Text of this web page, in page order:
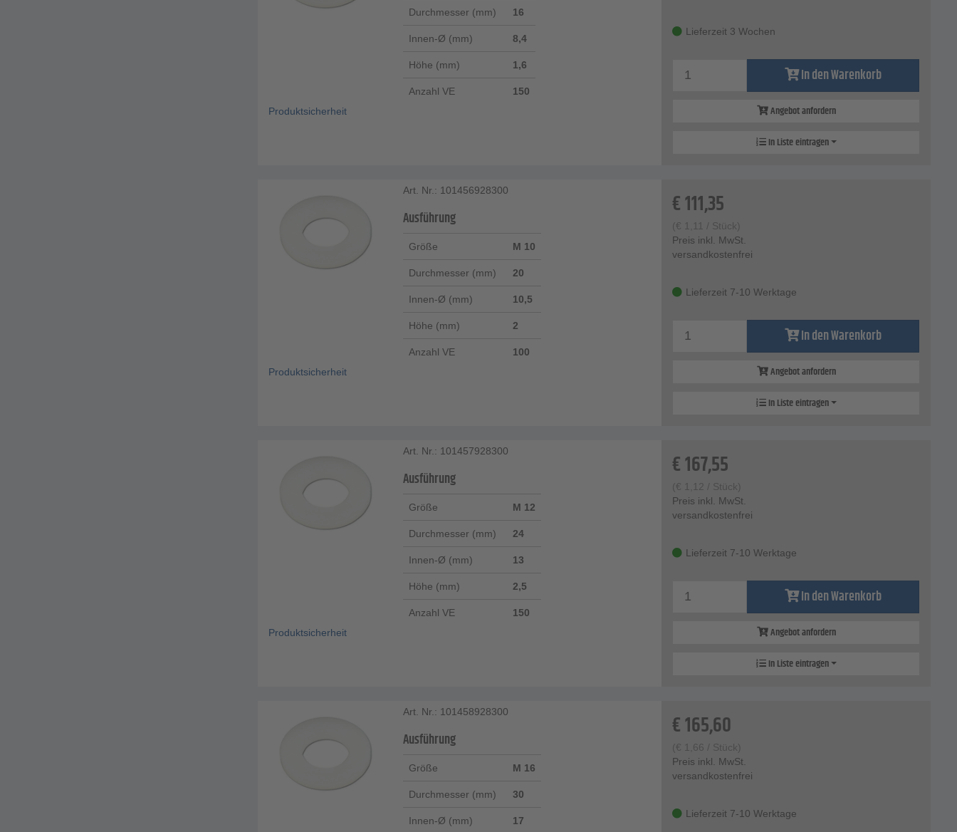
Durchmesser (mm) 16
Innen-Ø (mm) 8,4
Höhe (mm) 1,6
Anzahl VE
150
Produktsicherheit
Lieferzeit 3 Wochen
In den Warenkorb
Angebot anfordern
In Liste eintragen
Art. Nr.: 101456928300
Ausführung
Größe M 10
Durchmesser (mm) 20
Innen-Ø (mm) 10,5
Höhe (mm) 2
Anzahl VE
100
Produktsicherheit
€111,35
(€
/ Stück)
Preis inkl. MwSt.
versandkostenfrei
Lieferzeit 7-10 Werktage
In den Warenkorb
Angebot anfordern
In Liste eintragen
Art. Nr.: 101457928300
Ausführung
Größe M 12
Durchmesser (mm) 24
Innen-Ø (mm) 13
Höhe (mm) 2,5
Anzahl VE
150
Produktsicherheit
€167,55
(€ 1,12 / Stück)
Preis inkl. MwSt.
versandkostenfrei
Lieferzeit 7-10 Werktage
In den Warenkorb
Angebot anfordern
In Liste eintragen
Art. Nr.: 101458928300
Ausführung
Größe M 16
Durchmesser (mm) 30
Innen-Ø (mm) 17
€165,60
(€ 1,66 / Stück)
Preis inkl. MwSt.
versandkostenfrei
Lieferzeit 7-10 Werktage